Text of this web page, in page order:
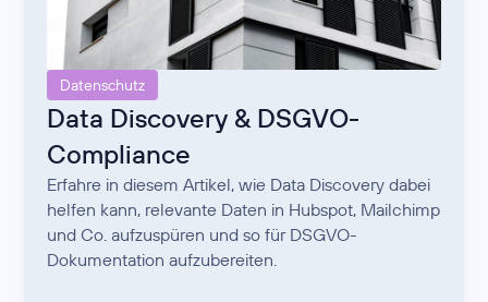
Datenschutz
Data Discovery & DSGVO-
Compliance
Erfahre in diesem Artikel, wie Data Discovery dabei
helfen kann, relevante Daten in Hubspot, Mailchimp
und Co. aufzuspüren und so für DSGVO-
Dokumentation aufzubereiten.